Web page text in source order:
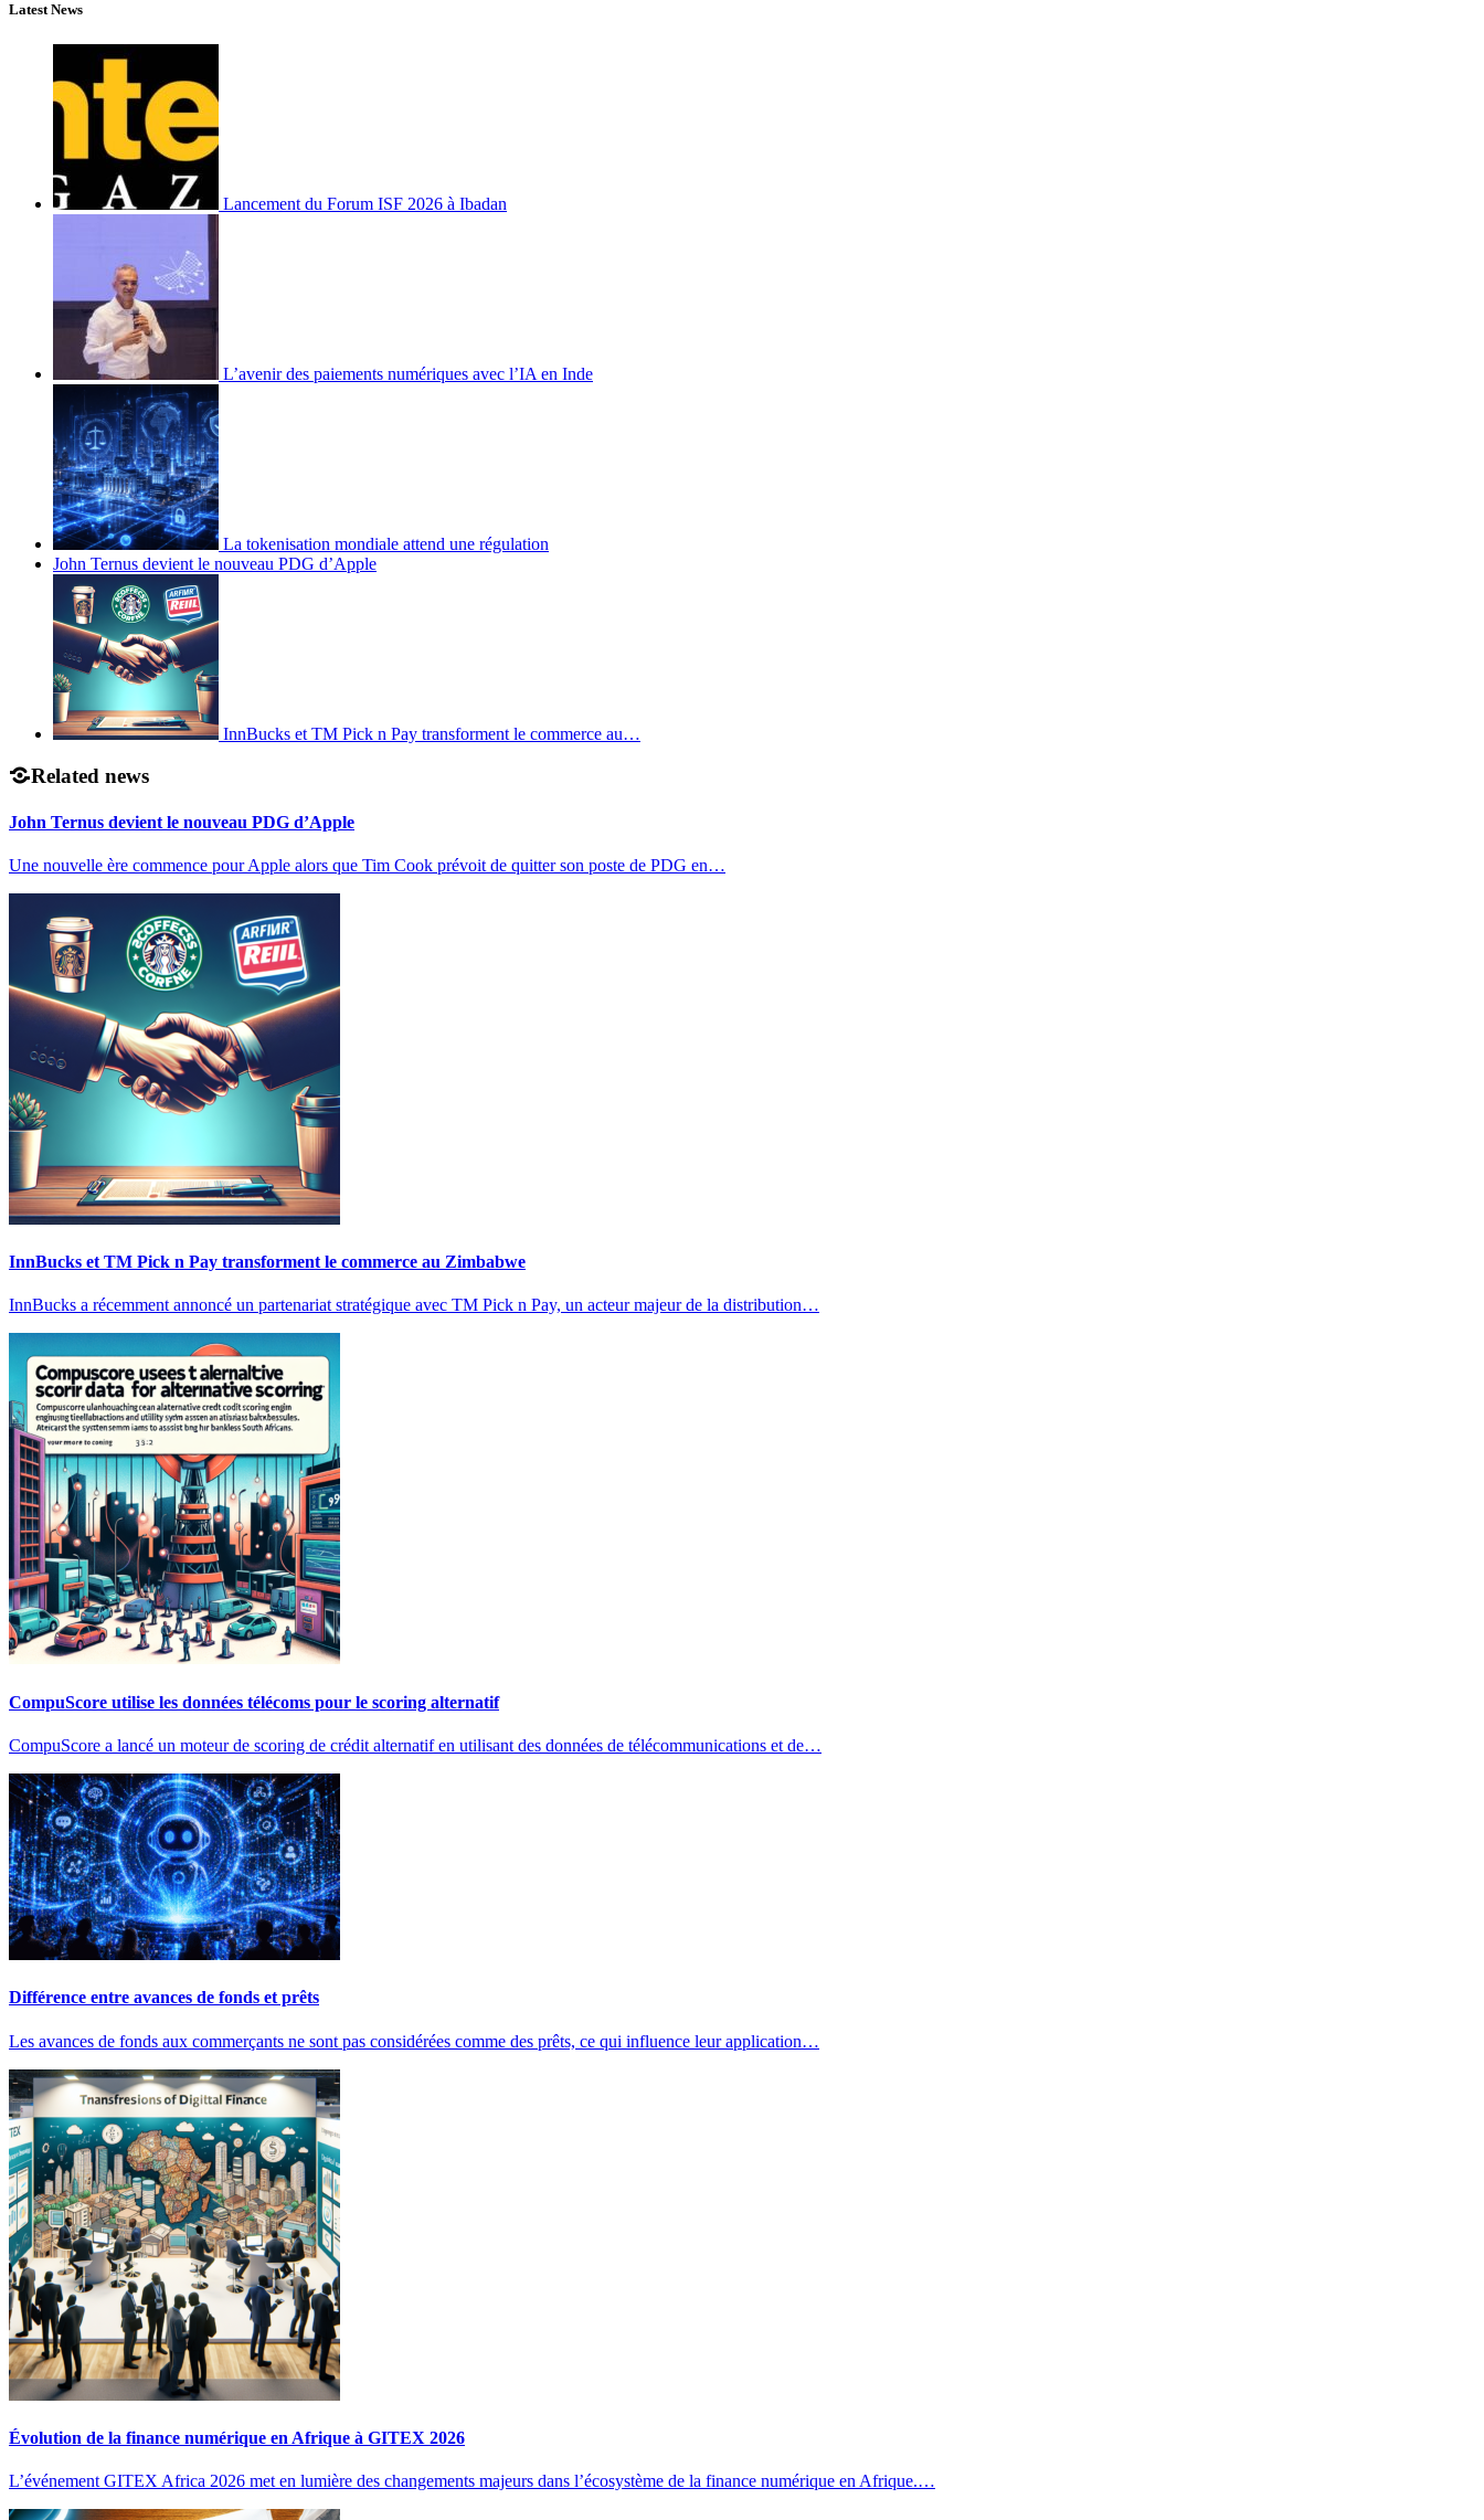
Latest News
Lancement du Forum ISF 2026 à Ibadan
L’avenir des paiements numériques avec l’IA en Inde
La tokenisation mondiale attend une régulation
John Ternus devient le nouveau PDG d’Apple
InnBucks et TM Pick n Pay transforment le commerce au…
Related news
John Ternus devient le nouveau PDG d’Apple
Une nouvelle ère commence pour Apple alors que Tim Cook prévoit de quitter son poste de PDG en…
InnBucks et TM Pick n Pay transforment le commerce au Zimbabwe
InnBucks a récemment annoncé un partenariat stratégique avec TM Pick n Pay, un acteur majeur de la distribution…
CompuScore utilise les données télécoms pour le scoring alternatif
CompuScore a lancé un moteur de scoring de crédit alternatif en utilisant des données de télécommunications et de…
Différence entre avances de fonds et prêts
Les avances de fonds aux commerçants ne sont pas considérées comme des prêts, ce qui influence leur application…
Évolution de la finance numérique en Afrique à GITEX 2026
L’événement GITEX Africa 2026 met en lumière des changements majeurs dans l’écosystème de la finance numérique en Afrique.…